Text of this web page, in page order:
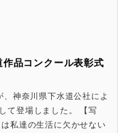
品コンクール表彰式
神奈川県下水道公社によ
て登場しました。 【写
私達の生活に欠かせない